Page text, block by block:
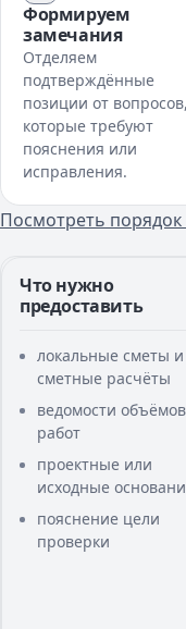
Формируем
замечания
Отделяем
подтверждённые
позиции от вопросов,
которые требуют
пояснения или
исправления.
Посмотреть
Что нужно
предоставить
локальные сметы и
сметные расчёты
ведомости объёмов
работ
проектные или
исходные
пояснение цели
проверки